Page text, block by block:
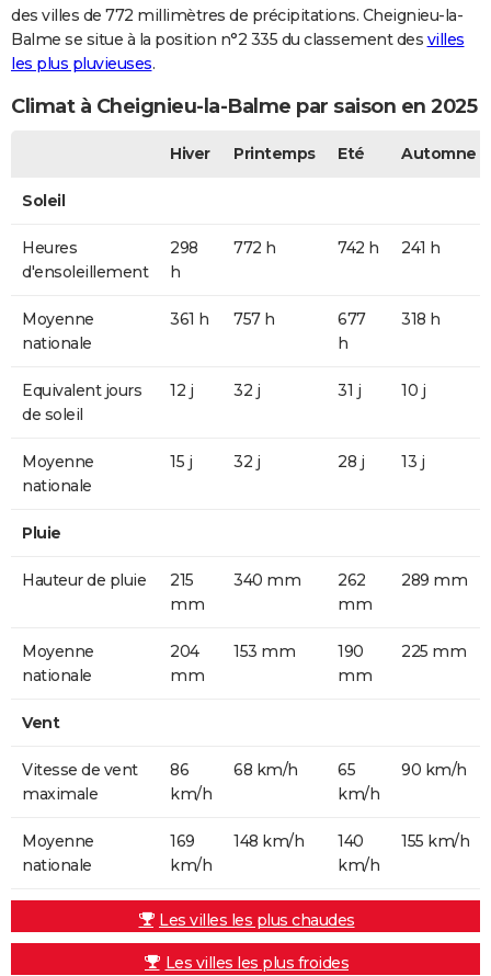
des villes de 772 millimètres de précipitations. Cheignieu-la-
Balme se situe à la position n°2 335 du classement des villes
les plus pluvieuses.
Climat à Cheignieu-la-Balme par saison en 2025
Hiver Printemps Eté Automne
Soleil
Heures
d'ensoleillement
298
h
772 h 742 h 241 h
Moyenne
nationale
361 h 757 h
677
h
318 h
Equivalent jours
de soleil
12 j 32 j 31 j 10 j
Moyenne
nationale
15 j 32 j 28 j 13 j
Pluie
Hauteur de pluie
215
mm
340 mm
262
mm
289 mm
Moyenne
nationale
204
mm
153 mm
190
mm
225 mm
Vent
Vitesse de vent
maximale
86
km/h
68 km/h
65
km/h
90 km/h
Moyenne
nationale
169
km/h
148 km/h
140
km/h
155 km/h
Les villes les plus chaudes
Les villes les plus froides